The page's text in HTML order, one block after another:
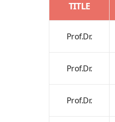
TITLE
Prof.Dr.
Prof.Dr.
Prof.Dr.